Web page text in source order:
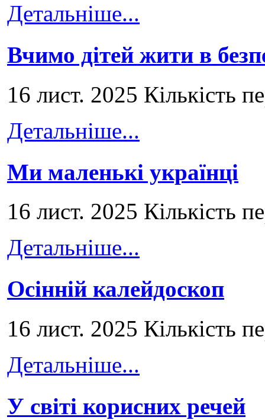
Детальніше...
Вчимо дітей жити в
16 лист. 2025 Кількість
Детальніше...
Ми маленькі українці
16 лист. 2025 Кількість
Детальніше...
Осінній калейдоскоп
16 лист. 2025 Кількість
Детальніше...
У світі корисних речей